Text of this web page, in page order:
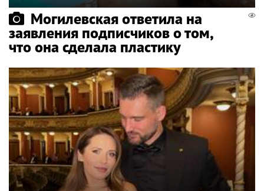
Могилевская ответила на
заявления подписчиков о том,
что она сделала пластику